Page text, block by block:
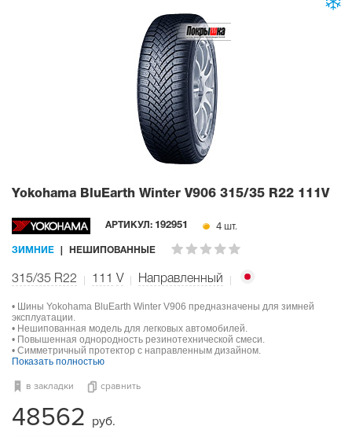
Yokohama BluEarth Winter V906 315/35 R22 111V
АРТИКУЛ: 192951 4 шт.
ЗИМНИЕ НЕШИПОВАННЫЕ
315/35 R22 111 V Направленный
• Шины Yokohama BluEarth Winter V906 предназначены для зимней
эксплуатации.
• Нешипованная модель для легковых автомобилей.
• Повышенная однородность резинотехнической смеси.
• Симметричный протектор с направленным дизайном.
Показать полностью
в закладки сравнить
48562 руб.